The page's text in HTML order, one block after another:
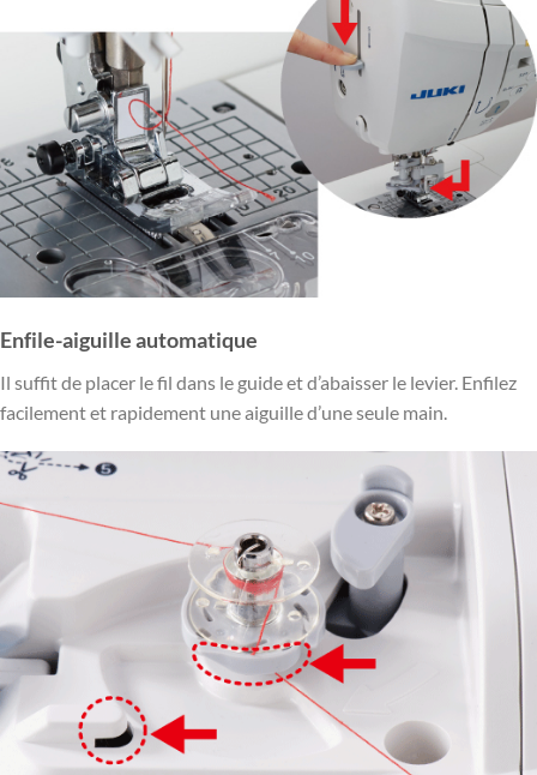
Enfile-aiguille automatique
Il suffit de placer le fil dans le guide et d’abaisser le levier. Enfilez
facilement et rapidement une aiguille d’une seule main.